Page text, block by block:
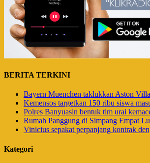
BERITA TERKINI
Bayern Muenchen taklukkan Aston
Kemensos targetkan 150 ribu siswa
Polres Banyuasin bentuk tim urai
Rumah Panggung di Simpang Empat
Vinicius sepakat perpanjang kontrak
Kategori